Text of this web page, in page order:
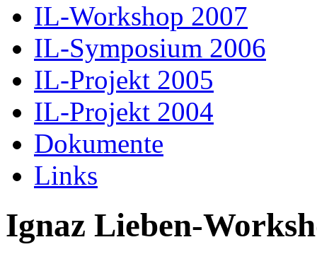
IL-Workshop 2007
IL-Symposium 2006
IL-Projekt 2005
IL-Projekt 2004
Dokumente
Links
Ignaz Lieben-